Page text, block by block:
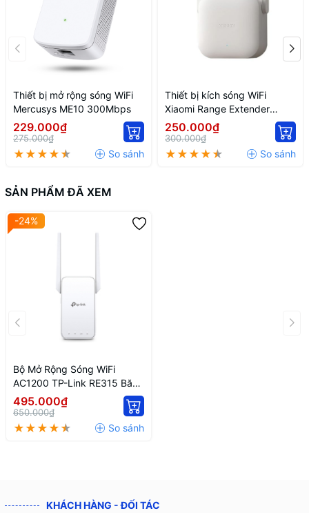
Thiết bị mở rộng sóng WiFi
Mercusys ME10 300Mbps
229.000₫
275.000₫
Thiết bị kích sóng WiFi
Xiaomi Range Extender
N300
250.000₫
300.000₫
SẢN PHẨM ĐÃ XEM
-24%
Bộ Mở Rộng Sóng WiFi
AC1200 TP-Link RE315 Băng
Tần Kép OneMesh
495.000₫
650.000₫
KHÁCH HÀNG - ĐỐI TÁC